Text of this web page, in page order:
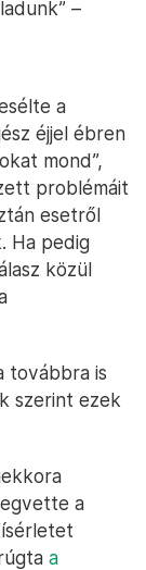
–
a
éjjel ébren
mond”,
problémáit
esetről
Ha pedig
közül
továbbra is
szerint ezek
a
a